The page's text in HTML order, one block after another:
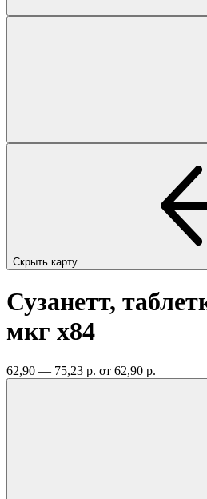
Скрыть карту
Сузанетт,
мкг x84
62,90 — 75,23 р. от 62,90 р.